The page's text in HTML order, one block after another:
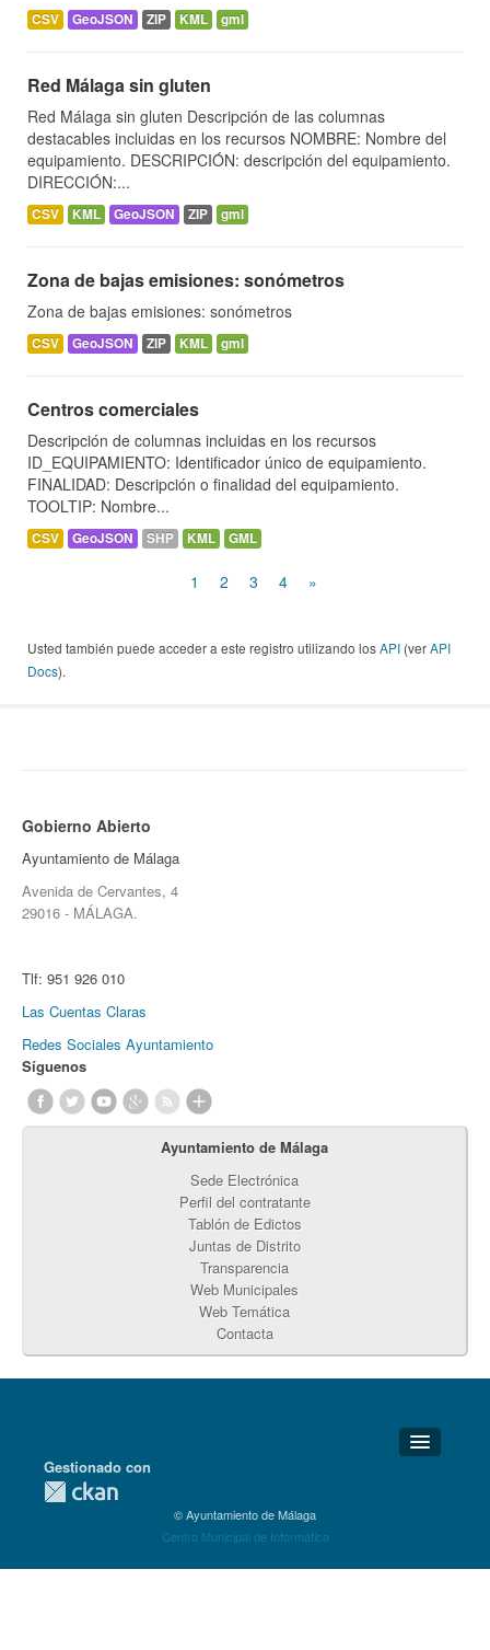
CSV GeoJSON ZIP KML gml
Red Málaga sin gluten
Red Málaga sin gluten Descripción de las columnas
destacables incluidas en los recursos NOMBRE: Nombre del
equipamiento. DESCRIPCIÓN: descripción del equipamiento.
DIRECCIÓN:...
CSV KML GeoJSON ZIP gml
Zona de bajas emisiones: sonómetros
Zona de bajas emisiones: sonómetros
CSV GeoJSON ZIP KML gml
Centros comerciales
Descripción de columnas incluidas en los recursos
ID_EQUIPAMIENTO: Identificador único de equipamiento.
FINALIDAD: Descripción o finalidad del equipamiento.
TOOLTIP: Nombre...
CSV GeoJSON SHP KML GML
1 2 3 4 »
Usted también puede acceder a este registro utilizando losAPI (verAPI
Docs).
Gobierno Abierto
Ayuntamiento de Málaga
Avenida de Cervantes, 4
29016 - MÁLAGA.
Tlf: 951 926 010
Las Cuentas Claras
Redes Sociales Ayuntamiento
Síguenos
Ayuntamiento de Málaga
Sede Electrónica
Perfil del contratante
Tablón de Edictos
Juntas de Distrito
Transparencia
Web Municipales
Web Temática
Contacta
Detalles Técnicos
Gestionado con
© Ayuntamiento de Málaga
Centro Municipal de Informática